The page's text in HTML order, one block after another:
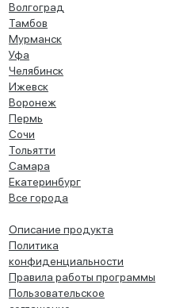
Волгоград
Тамбов
Мурманск
Уфа
Челябинск
Ижевск
Воронеж
Пермь
Сочи
Тольятти
Самара
Екатеринбург
Все города
Описание продукта
Политика
конфиденциальности
Правила работы программы
Пользовательское